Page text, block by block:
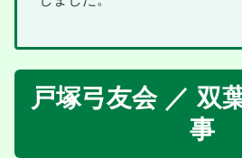
戸塚弓友会 ／
事